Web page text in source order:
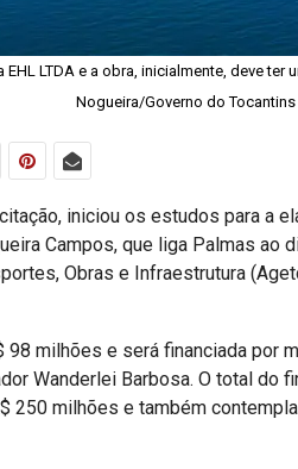
LTDA e a obra, inicialmente, deve ter
Nogueira/Governo do Tocantins
iniciou os estudos para a
Campos, que liga Palmas ao
Obras e Infraestrutura
98 milhões e será financiada por
Wanderlei Barbosa. O total do
250 milhões e também